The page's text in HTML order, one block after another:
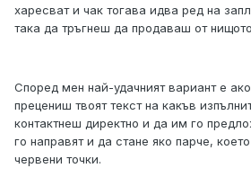
харесват и чак тогава идва ред на
така да тръгнеш да продаваш от
Според мен най-удачният вариант е
прецениш твоят текст на какъв
контактнеш директно и да им го
го направят и да стане яко парче,
червени точки.